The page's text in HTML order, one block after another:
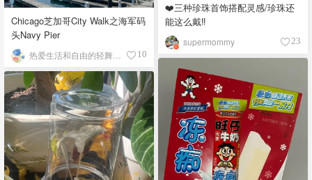
❤️三种珍珠首饰搭配灵感/珍珠还
能这么戴‼️
supermommy 23
Chicago芝加哥City Walk之海军码
头Navy Pier
10